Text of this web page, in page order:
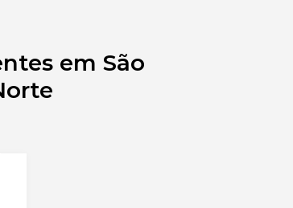
em São